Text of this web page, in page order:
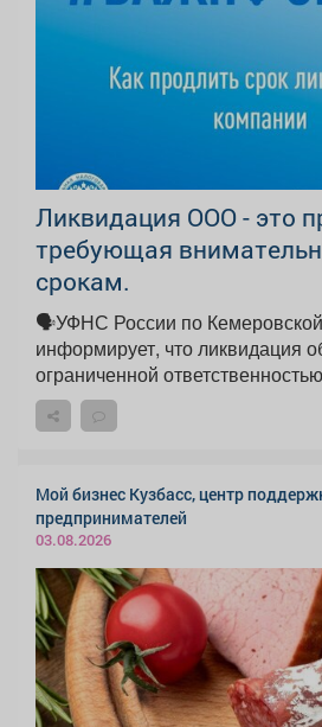
Ликвидация ООО - это
требующая
срокам.
🗣УФНС России по Кемеровской
информирует, что ликвидация
ограниченной
Мой бизнес Кузбасс, центр
предпринимателей
03.08.2026